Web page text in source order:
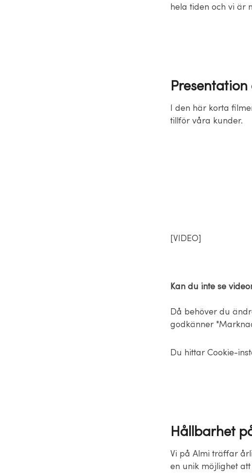
hela tiden och vi är
Presentation
I den här korta
tillför våra kunder.
[VIDEO]
Kan du inte se
Då behöver du
godkänner
Du hittar Cookie-
Hållbarhet
Vi på Almi träffar
en unik möjlighet